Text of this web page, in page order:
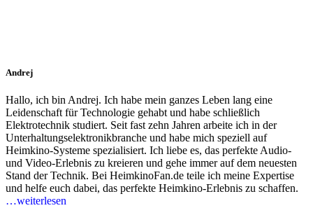
Andrej
Hallo, ich bin Andrej. Ich habe mein ganzes Leben lang eine
Leidenschaft für Technologie gehabt und habe schließlich
Elektrotechnik studiert. Seit fast zehn Jahren arbeite ich in der
Unterhaltungselektronikbranche und habe mich speziell auf
Heimkino-Systeme spezialisiert. Ich liebe es, das perfekte Audio-
und Video-Erlebnis zu kreieren und gehe immer auf dem neuesten
Stand der Technik. Bei HeimkinoFan.de teile ich meine Expertise
und helfe euch dabei, das perfekte Heimkino-Erlebnis zu schaffen.
…weiterlesen